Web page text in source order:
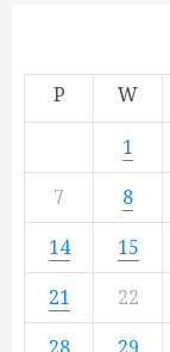
P W
1
7
8
14
15
21
22